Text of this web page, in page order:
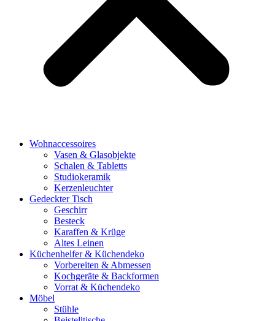
Wohnaccessoires
Vasen & Glasobjekte
Schalen & Tabletts
Studiokeramik
Kerzenleuchter
Gedeckter Tisch
Geschirr
Besteck
Karaffen & Krüge
Altes Leinen
Küchenhelfer & Küchendeko
Vorbereiten & Abmessen
Kochgeräte & Backformen
Vorrat & Küchendeko
Möbel
Stühle